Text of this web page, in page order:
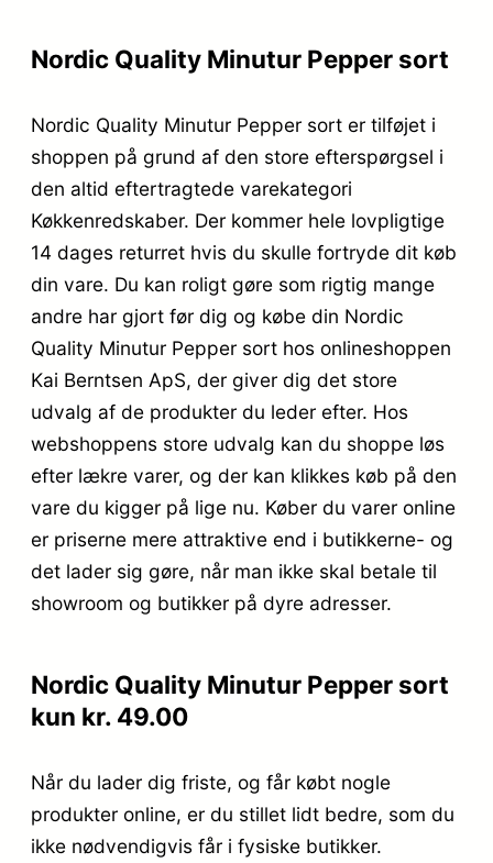
Nordic Quality Minutur Pepper sort
Nordic Quality Minutur Pepper sort er tilføjet i
shoppen på grund af den store efterspørgsel i
den altid eftertragtede varekategori
Køkkenredskaber. Der kommer hele lovpligtige
14 dages returret hvis du skulle fortryde dit køb
din vare. Du kan roligt gøre som rigtig mange
andre har gjort før dig og købe din Nordic
Quality Minutur Pepper sort hos onlineshoppen
Kai Berntsen ApS, der giver dig det store
udvalg af de produkter du leder efter. Hos
webshoppens store udvalg kan du shoppe løs
efter lækre varer, og der kan klikkes køb på den
vare du kigger på lige nu. Køber du varer online
er priserne mere attraktive end i butikkerne- og
det lader sig gøre, når man ikke skal betale til
showroom og butikker på dyre adresser.
Nordic Quality Minutur Pepper sort
kun kr. 49.00
Når du lader dig friste, og får købt nogle
produkter online, er du stillet lidt bedre, som du
ikke nødvendigvis får i fysiske butikker.